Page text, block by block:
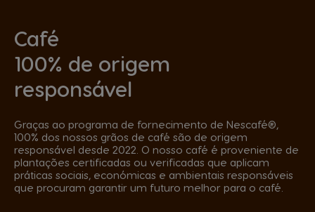
Café
100% de origem
responsável
Graças ao programa de fornecimento de Nescafé®,
100% dos nossos grãos de café são de origem
responsável desde 2022. O nosso café é proveniente de
plantações certificadas ou verificadas que aplicam
práticas sociais, económicas e ambientais responsáveis
que procuram garantir um futuro melhor para o café.